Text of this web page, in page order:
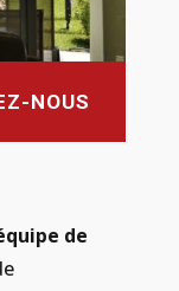
NOUS
de